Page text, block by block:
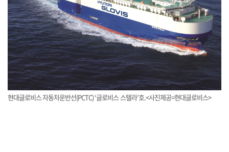
현대글로비스 자동차운반선(PCTC) ‘글로비스 스텔라’호.<사진제공=현대글로비스>